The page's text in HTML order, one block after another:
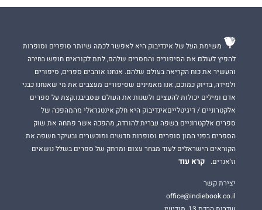
משימת העל של אינדיבוק היא לאפשר לכמה שיותר סופרים וסופרות
להפיץ לעולם את הסיפורים והמסרים שלהם, לתת לקוראים חופש בחירה
והעשיר את כוח הקריאה בעולם שלהם. אנחנו אוהבים ספרים, סיפורים
ולמידה, בדיוק כמוכם, אנו מאמינים שסיפורים מעצבים את מי שאנחנו כבני
אדם ומילים יכולות להעצים ולשנות את העולם שסביבנו.קצת על ספרים
אלקטרוניים / דיגיטלייםאינדיבוק היא חלק אינטגראלי מהמהפכה של
ספרים אלקטרוניים בשפה עברית להורדה, מהפכה אשר פתחה את שוק
הספרים בפני המון סופרים וסופרות חדשים ומוכשרים ובעיקר חשפה את
הקוראים הישראלים לעוד מבחר עצום ומרתק של ספרים בשלל נושאים
וז'אנרים.
קרא עוד
יצירת קשר
office@indiebook.co.il